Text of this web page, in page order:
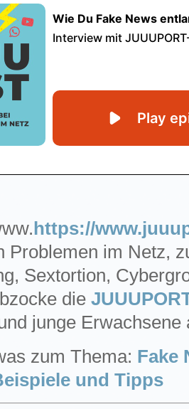
https://
Problemen im Netz,
Sextortion,
die
junge
zum Thema: Fake
und Tipps